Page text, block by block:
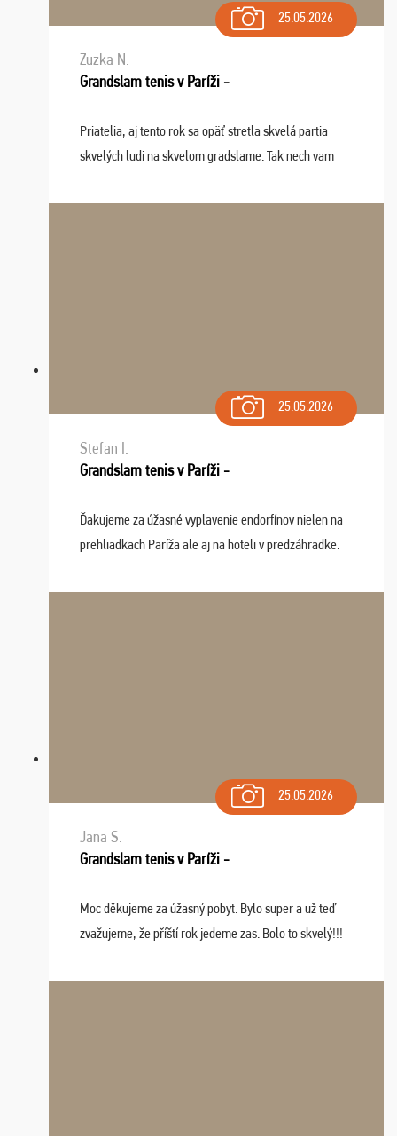
25.05.2026
Zuzka N.
Grandslam tenis v Paríži -
Priatelia, aj tento rok sa opäť stretla skvelá partia
skvelých ludi na skvelom gradslame. Tak nech vam
sa na budúci rok. Prajem vam este veľa ta ...
25.05.2026
Stefan I.
Grandslam tenis v Paríži -
Ďakujeme za úžasné vyplavenie endorfínov nielen na
prehliadkach Paríža ale aj na hoteli v predzáhradke.
spomínať a zväžujeme repete budúci rok : ...
25.05.2026
Jana S.
Grandslam tenis v Paríži -
Moc děkujeme za úžasný pobyt. Bylo super a už teď
zvažujeme, že příští rok jedeme zas. Bolo to skvelý!!!